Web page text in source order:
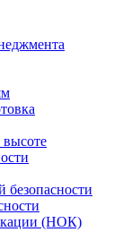
(НОК)